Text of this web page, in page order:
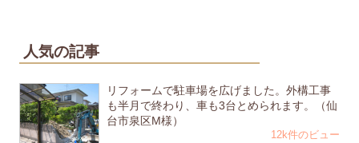
人気の記事
リフォームで駐車場を広げました。外構工事
も半月で終わり、車も3台とめられます。（仙
台市泉区M様）
12k件のビュー